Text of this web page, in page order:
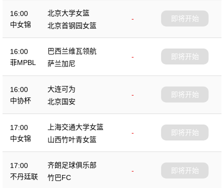
16:00
中女锦
北京大学女篮
-
北京首钢园女篮
即将开始
16:00
菲MPBL
巴西兰维瓦领航
-
萨兰加尼
即将开始
16:00
中协杯
大连可为
-
北京国安
即将开始
17:00
中女锦
上海交通大学女篮
-
山西竹叶青女篮
即将开始
17:00
不丹廷联
齐朗足球俱乐部
-
竹巴FC
即将开始